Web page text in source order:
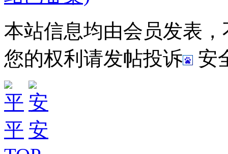
本站信息均由会员发表
您的权利请发帖投诉
安